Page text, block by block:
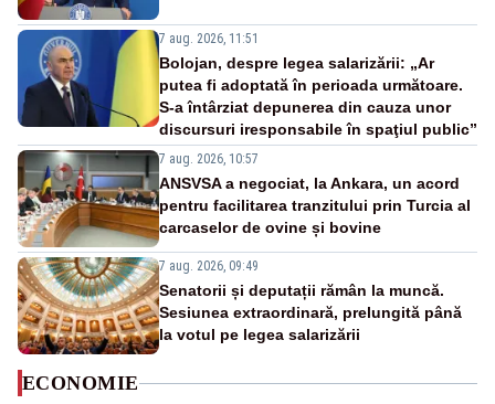
7 aug. 2026, 11:51
Bolojan, despre legea salarizării: „Ar
putea fi adoptată în perioada următoare.
S-a întârziat depunerea din cauza unor
discursuri iresponsabile în spaţiul public”
7 aug. 2026, 10:57
ANSVSA a negociat, la Ankara, un acord
pentru facilitarea tranzitului prin Turcia al
carcaselor de ovine și bovine
7 aug. 2026, 09:49
Senatorii și deputații rămân la muncă.
Sesiunea extraordinară, prelungită până
la votul pe legea salarizării
ECONOMIE